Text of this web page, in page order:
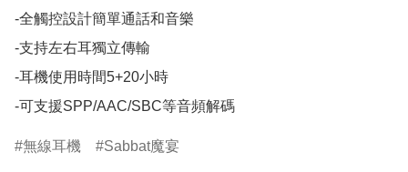
-全觸控設計簡單通話和音樂
-支持左右耳獨立傳輸
-耳機使用時間5+20小時
-可支援SPP/AAC/SBC等音頻解碼
無線耳機 Sabbat魔宴